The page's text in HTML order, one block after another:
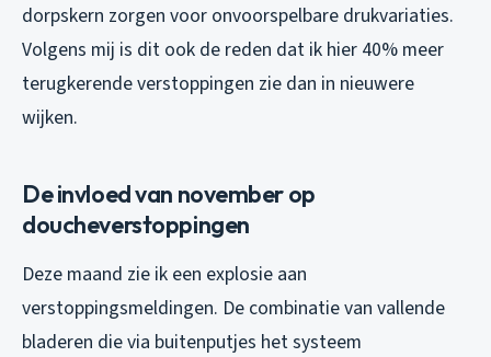
dorpskern zorgen voor onvoorspelbare drukvariaties.
Volgens mij is dit ook de reden dat ik hier 40% meer
terugkerende verstoppingen zie dan in nieuwere
wijken.
De invloed van november op
doucheverstoppingen
Deze maand zie ik een explosie aan
verstoppingsmeldingen. De combinatie van vallende
bladeren die via buitenputjes het systeem